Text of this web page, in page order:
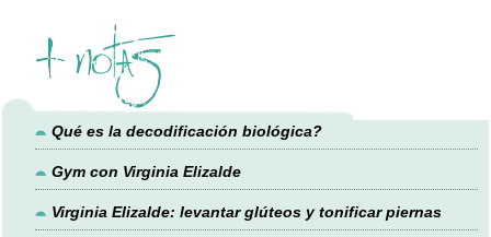
+ notas
Qué es la decodificación biológica?
Gym con Virginia Elizalde
Virginia Elizalde: levantar glúteos y tonificar piernas